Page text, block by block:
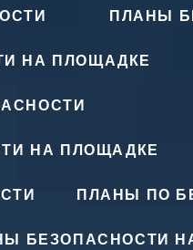
ПЛАНЫ
НА ПЛОЩАДКЕ
НА ПЛОЩАДКЕ
ПЛАНЫ ПО
БЕЗОПАСНОСТИ